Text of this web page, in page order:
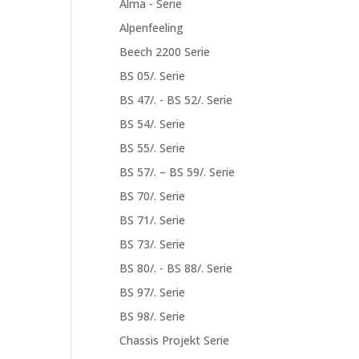
Alma - Serie
Alpenfeeling
Beech 2200 Serie
BS 05/. Serie
BS 47/. - BS 52/. Serie
BS 54/. Serie
BS 55/. Serie
BS 57/. – BS 59/. Serie
BS 70/. Serie
BS 71/. Serie
BS 73/. Serie
BS 80/. - BS 88/. Serie
BS 97/. Serie
BS 98/. Serie
Chassis Projekt Serie